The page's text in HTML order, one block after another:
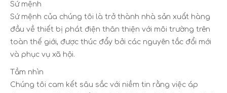
Sứ mệnh
Sứ mệnh của chúng tôi là trở thành nhà sản xuất hàng
đầu về thiết bị phát điện thân thiện với môi trường trên
toàn thế giới, được thúc đẩy bởi các nguyên tắc đổi mới
và phục vụ xã hội.
Tầm nhìn
Chúng tôi cam kết sâu sắc với niềm tin rằng việc áp